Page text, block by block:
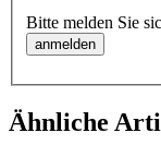
Bitte melden Sie
Ähnliche